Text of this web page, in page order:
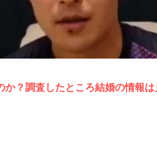
？調査したところ結婚の情報は